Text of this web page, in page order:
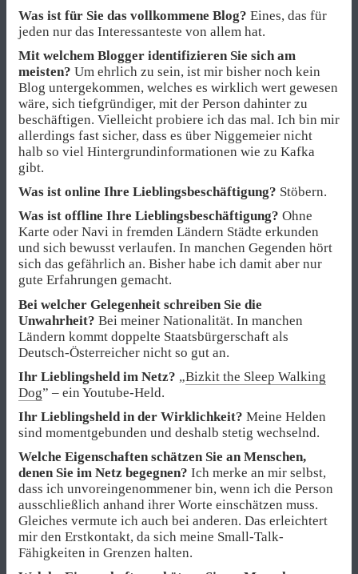
Was ist für Sie das vollkommene Blog? Eines, das für
jeden nur das Interessanteste von allem hat.
Mit welchem Blogger identifizieren Sie sich am
meisten? Um ehrlich zu sein, ist mir bisher noch kein
Blog untergekommen, welches es wirklich wert gewesen
wäre, sich tiefgründiger, mit der Person dahinter zu
beschäftigen. Vielleicht probiere ich das mal. Ich bin mir
allerdings fast sicher, dass es über Niggemeier nicht
halb so viel Hintergrundinformationen wie zu Kafka
gibt.
Was ist online Ihre Lieblingsbeschäftigung? Stöbern.
Was ist offline Ihre Lieblingsbeschäftigung? Ohne
Karte oder Navi in fremden Ländern Städte erkunden
und sich bewusst verlaufen. In manchen Gegenden hört
sich das gefährlich an. Bisher habe ich damit aber nur
gute Erfahrungen gemacht.
Bei welcher Gelegenheit schreiben Sie die
Unwahrheit? Bei meiner Nationalität. In manchen
Ländern kommt doppelte Staatsbürgerschaft als
Deutsch-Österreicher nicht so gut an.
Ihr Lieblingsheld im Netz? „Bizkit the Sleep Walking
Dog” – ein Youtube-Held.
Ihr Lieblingsheld in der Wirklichkeit? Meine Helden
sind momentgebunden und deshalb stetig wechselnd.
Welche Eigenschaften schätzen Sie an Menschen,
denen Sie im Netz begegnen? Ich merke an mir selbst,
dass ich unvoreingenommener bin, wenn ich die Person
ausschließlich anhand ihrer Worte einschätzen muss.
Gleiches vermute ich auch bei anderen. Das erleichtert
mir den Erstkontakt, da sich meine Small-Talk-
Fähigkeiten in Grenzen halten.